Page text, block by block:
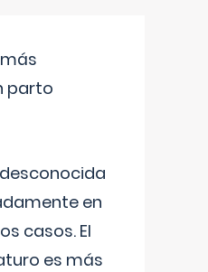
parto
en
casos. El
es más